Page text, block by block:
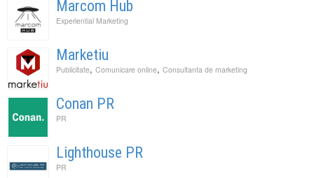
Marcom Hub
Experiential Marketing
Marketiu
Publicitate, Comunicare online, Consultanta de marketing
Conan PR
PR
Lighthouse PR
PR